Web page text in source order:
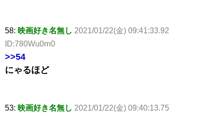
58: 映画好き名無し 2021/01/22(金) 09:41:33.92
ID:780Wu0rn0
>>54
にゃるほど
53: 映画好き名無し 2021/01/22(金) 09:40:13.75